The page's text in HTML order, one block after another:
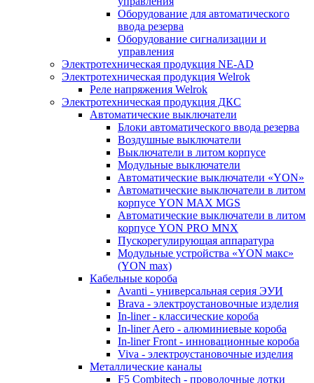
Оборудование для автоматического
ввода резерва
Оборудование сигнализации и
управления
Электротехническая продукция NE-AD
Электротехническая продукция Welrok
Реле напряжения Welrok
Электротехническая продукция ДКС
Автоматические выключатели
Блоки автоматического ввода резерва
Воздушные выключатели
Выключатели в литом корпусе
Модульные выключатели
Автоматические выключатели «YON»
Автоматические выключатели в литом
корпусе YON MAX MGS
Автоматические выключатели в литом
корпусе YON PRO MNX
Пускорегулирующая аппаратура
Модульные устройства «YON макс»
(YON max)
Кабельные короба
Avanti - универсальная серия ЭУИ
Brava - электроустановочные изделия
In-liner - классические короба
In-liner Aero - алюминиевые короба
In-liner Front - инновационные короба
Viva - электроустановочные изделия
Металлические каналы
F5 Combitech - проволочные лотки